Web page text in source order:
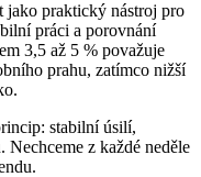
jako praktický nástroj pro
práci a porovnání
3,5 až 5 % považuje
prahu, zatímco nižší
stabilní úsilí,
z každé neděle